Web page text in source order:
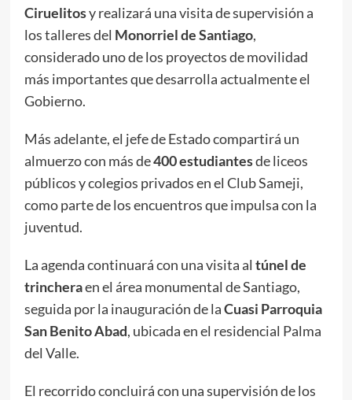
Ciruelitosy realizará una visita de supervisión a
los talleres del Monorriel de Santiago,
considerado uno de los proyectos de movilidad
más importantes que desarrolla actualmente el
Gobierno.
Más adelante, el jefe de Estado compartirá un
almuerzo con más de400 estudiantesde liceos
públicos y colegios privados en el Club Sameji,
como parte de los encuentros que impulsa con la
juventud.
La agenda continuará con una visita al túnel de
trincheraen el área monumental de Santiago,
seguida por la inauguración de laCuasi Parroquia
San Benito Abad, ubicada en el residencial Palma
del Valle.
El recorrido concluirá con una supervisión de los